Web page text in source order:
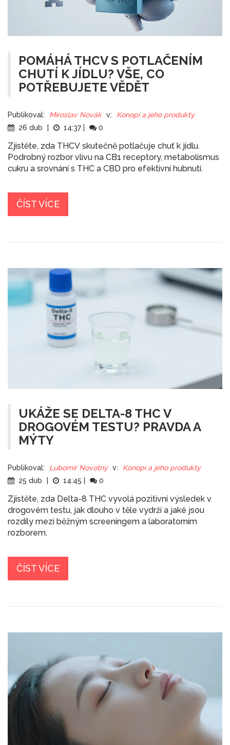
POMÁHÁ THCV S POTLAČENÍM
CHUTÍ K JÍDLU? VŠE, CO
POTŘEBUJETE VĚDĚT
Publikoval: Miroslav Novák v:
Konopí a jeho produkty
26 dub
14:37 0
Zjistěte, zda THCV skutečně potlačuje chuť k jídlu.
Podrobný rozbor vlivu na CB1 receptory, metabolismus
cukru a srovnání s THC a CBD pro efektivní hubnutí.
ČÍST VÍCE
UKÁŽE SE DELTA-8 THC V
DROGOVÉM TESTU? PRAVDA A
MÝTY
Publikoval: Lubomír Novotný v:
Konopí a jeho produkty
25 dub
14:45 0
Zjistěte, zda Delta-8 THC vyvolá pozitivní výsledek v
drogovém testu, jak dlouho v těle vydrží a jaké jsou
rozdíly mezi běžným screeningem a laboratorním
rozborem.
ČÍST VÍCE